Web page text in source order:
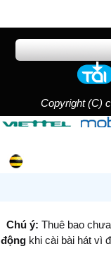
Copyright (C)
Chú ý: Thuê bao
độngkhi cài bài hát vì